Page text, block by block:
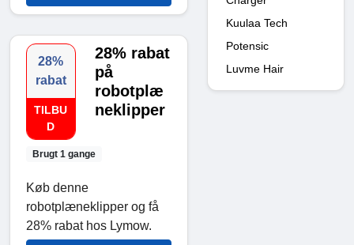
28%
rabat
TILBU
D
Brugt 1 gange
28% rabat
på
robotplæ
neklipper
Køb denne
robotplæneklipper og få
28% rabat hos Lymow.
Kuulaa Tech
Potensic
Luvme Hair